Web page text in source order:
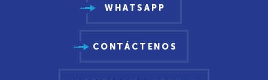
WHATSAPP
CONTÁCTENOS